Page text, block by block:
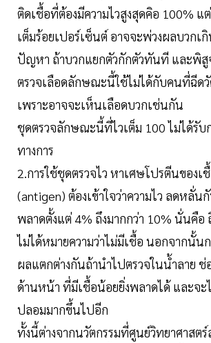
ติดเชื้อที่ต้องมีความไวสูงสุดคิอ 100% แ
เต็มร้อยเปอร์เซ็นต์ อาจจะพ่วงผลบวกเ
ปัญหา ถ้าบวกแยกตัวกักตัวทันที และพิสู
ตรวจเลือดลักษณะนี้ใช้ไม่ได้กับคนที่ฉีด
เพราะอาจจะเห็นเลือดบวกเช่นกัน
ชุดตรวจลักษณะนี้ที่ไวเต็ม 100 ไม่ได้รับ
ทางการ
2.การใช้ชุดตรวจไว หาเศษโปรตีนของ
(antigen) ต้องเข้าใจว่าความไว ลดหลั่น
พลาดตั้งแต่ 4% ถึงมากกว่า 10% นั่นคือ
ไม่ได้หมายความว่าไม่มีเชื้อ นอกจากนั้น
ผลแตกต่างกันถ้านำไปตรวจในน้ำลาย ช่
ด้านหน้า ที่มีเชื้อน้อยยิ่งพลาดได้ และจะ
ปลอมมากขึ้นไปอีก
ทั้งนี้ต่างจากนวัตกรรมที่ศูนย์วิทยาศาสต